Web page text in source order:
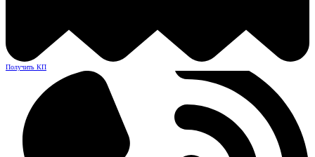
Получить КП